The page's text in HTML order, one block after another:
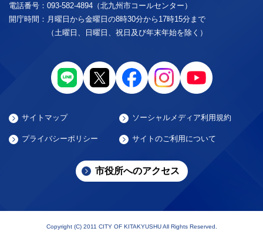
電話番号： 093-582-4894（北九州市コールセンター）
開庁時間： 月曜日から金曜日の8時30分から17時15分まで
（土曜日、日曜日、祝日及び年末年始を除く）
サイトマップ ソーシャルメディア利用規約
プライバシーポリシー サイトのご利用について
市役所へのアクセス
Copyright (C) 2011 CITY OF KITAKYUSHU All Rights Reserved.